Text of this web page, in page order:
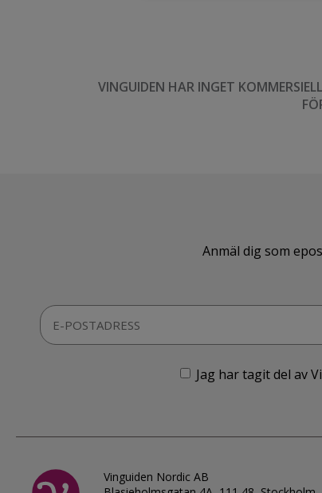
VINGUIDEN HAR INGET
Anmäl dig som
Jag har tagit del av
Vinguiden Nordic AB